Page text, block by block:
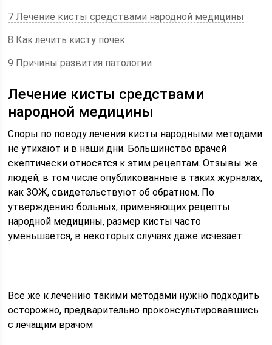
7 Лечение кисты средствами народной медицины
8 Как лечить кисту почек
9 Причины развития патологии
Лечение кисты средствами
народной медицины
Споры по поводу лечения кисты народными методами
не утихают и в наши дни. Большинство врачей
скептически относятся к этим рецептам. Отзывы же
людей, в том числе опубликованные в таких журналах,
как ЗОЖ, свидетельствуют об обратном. По
утверждению больных, применяющих рецепты
народной медицины, размер кисты часто
уменьшается, в некоторых случаях даже исчезает.
Все же к лечению такими методами нужно подходить
осторожно, предварительно проконсультировавшись
с лечащим врачом